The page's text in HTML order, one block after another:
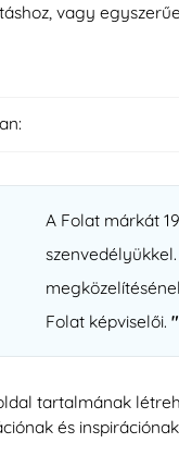
vagy
A Folat márkát
Folat képviselői.
tartalmának
és